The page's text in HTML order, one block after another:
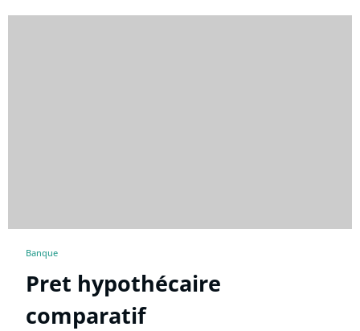
Banque
Pret hypothécaire
comparatif